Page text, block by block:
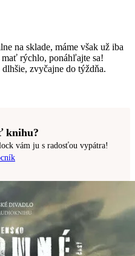
na sklade, máme však už iba
rýchlo, ponáhľajte sa!
zvyčajne do týždňa.
knihu?
vám ju s radosťou vypátra!